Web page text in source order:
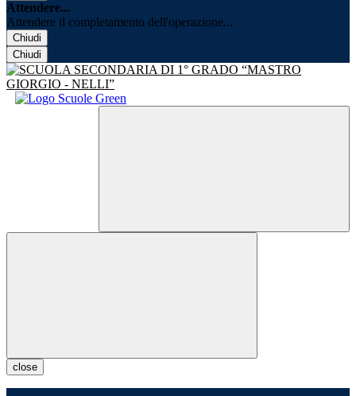
Attendere...
Attendere il completamento dell'operazione...
Chiudi
Chiudi
close